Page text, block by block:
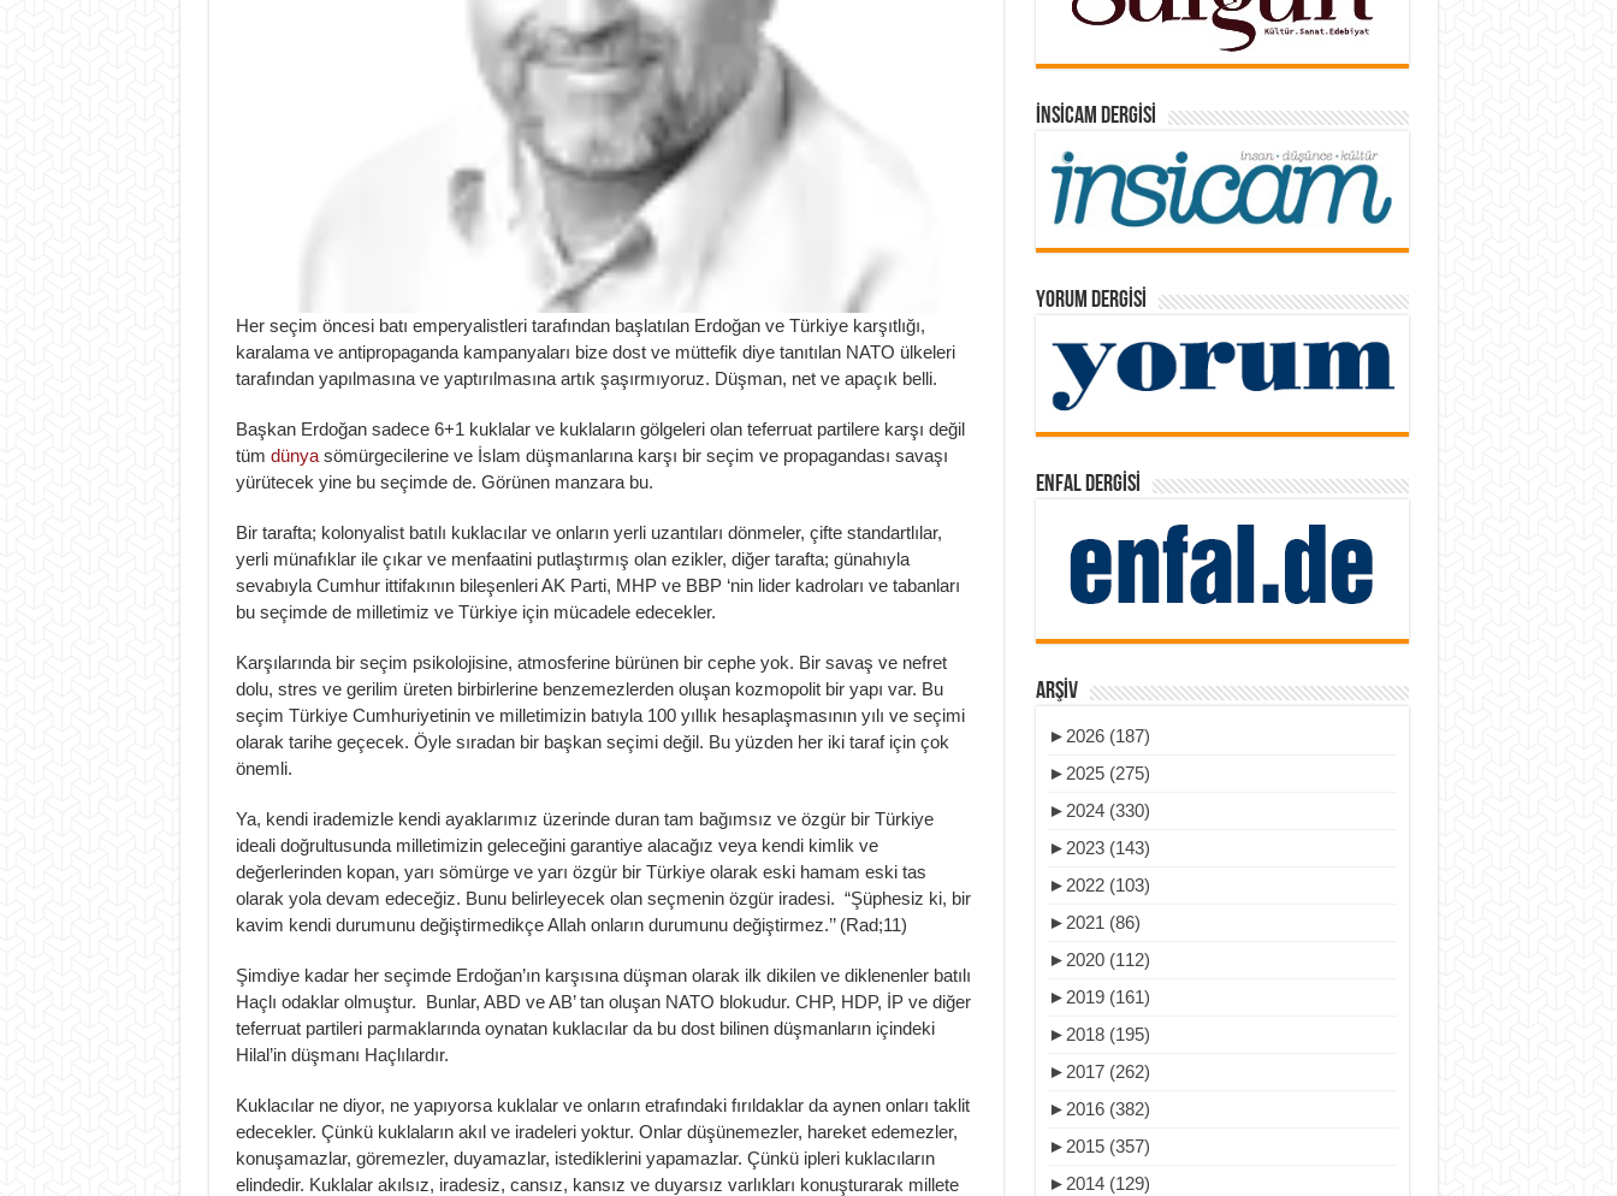
Her seçim öncesi batı emperyalistleri tarafından başlatılan Erdoğan ve Türkiye karşıtlığı,
karalama ve antipropaganda kampanyaları bize dost ve müttefik diye tanıtılan NATO ülkeleri
tarafından yapılmasına ve yaptırılmasına artık şaşırmıyoruz. Düşman, net ve apaçık belli.
Başkan Erdoğan sadece 6+1 kuklalar ve kuklaların gölgeleri olan teferruat partilere karşı değil
tüm dünyasömürgecilerine ve İslam düşmanlarına karşı bir seçim ve propagandası savaşı
yürütecek yine bu seçimde de. Görünen manzara bu.
Bir tarafta; kolonyalist batılı kuklacılar ve onların yerli uzantıları dönmeler, çifte standartlılar,
yerli münafıklar ile çıkar ve menfaatini putlaştırmış olan ezikler, diğer tarafta; günahıyla
sevabıyla Cumhur ittifakının bileşenleri AK Parti, MHP ve BBP ‘nin lider kadroları ve tabanları
bu seçimde de milletimiz ve Türkiye için mücadele edecekler.
Karşılarında bir seçim psikolojisine, atmosferine bürünen bir cephe yok. Bir savaş ve nefret
dolu, stres ve gerilim üreten birbirlerine benzemezlerden oluşan kozmopolit bir yapı var. Bu
seçim Türkiye Cumhuriyetinin ve milletimizin batıyla 100 yıllık hesaplaşmasının yılı ve seçimi
olarak tarihe geçecek. Öyle sıradan bir başkan seçimi değil. Bu yüzden her iki taraf için çok
önemli.
Ya, kendi irademizle kendi ayaklarımız üzerinde duran tam bağımsız ve özgür bir Türkiye
ideali doğrultusunda milletimizin geleceğini garantiye alacağız veya kendi kimlik ve
değerlerinden kopan, yarı sömürge ve yarı özgür bir Türkiye olarak eski hamam eski tas
olarak yola devam edeceğiz. Bunu belirleyecek olan seçmenin özgür iradesi. “Şüphesiz ki, bir
kavim kendi durumunu değiştirmedikçe Allah onların durumunu değiştirmez.’’ (Rad;11)
Şimdiye kadar her seçimde Erdoğan’ın karşısına düşman olarak ilk dikilen ve diklenenler batılı
Haçlı odaklar olmuştur. Bunlar, ABD ve AB’ tan oluşan NATO blokudur. CHP, HDP, İP ve diğer
teferruat partileri parmaklarında oynatan kuklacılar da bu dost bilinen düşmanların içindeki
Hilal’in düşmanı Haçlılardır.
Kuklacılar ne diyor, ne yapıyorsa kuklalar ve onların etrafındaki fırıldaklar da aynen onları taklit
edecekler. Çünkü kuklaların akıl ve iradeleri yoktur. Onlar düşünemezler, hareket edemezler,
konuşamazlar, göremezler, duyamazlar, istediklerini yapamazlar. Çünkü ipleri kuklacıların
elindedir. Kuklalar akılsız, iradesiz, cansız, kansız ve duyarsız varlıkları konuşturarak millete
İNSICAM DERGISI
YORUM DERGISI
ENFAL DERGISI
ARŞIV
► 2026 (187)
► 2025 (275)
► 2024 (330)
► 2023 (143)
► 2022 (103)
► 2021 (86)
► 2020 (112)
► 2019 (161)
► 2018 (195)
► 2017 (262)
► 2016 (382)
► 2015 (357)
► 2014 (129)